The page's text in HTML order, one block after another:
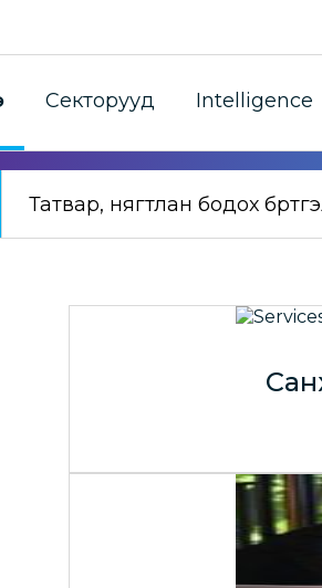
Секторууд Intelligence
Татвар, нягтлан бодох